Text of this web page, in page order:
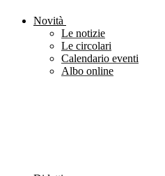
Novità
Le notizie
Le circolari
Calendario eventi
Albo online